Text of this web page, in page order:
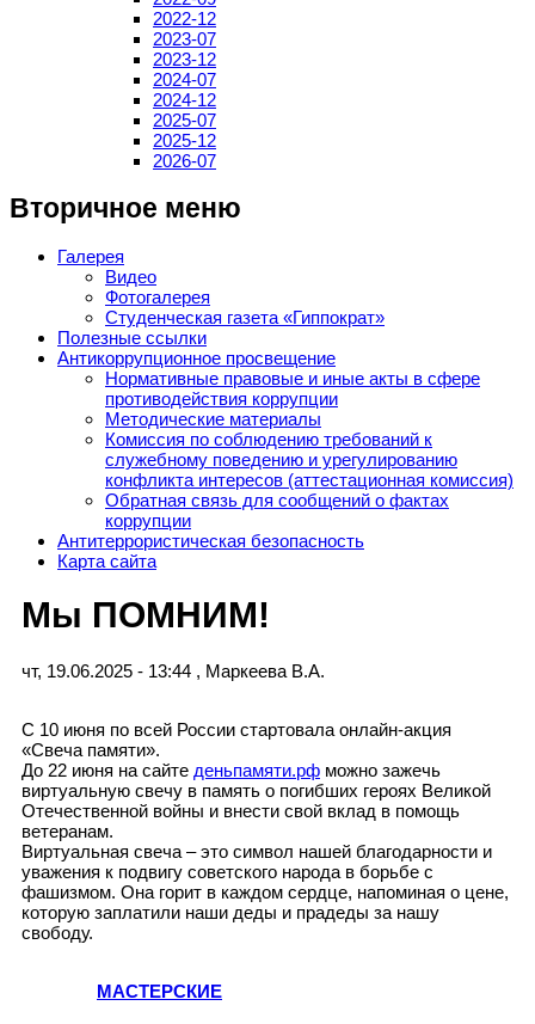
2022-12
2023-07
2023-12
2024-07
2024-12
2025-07
2025-12
2026-07
Вторичное меню
Галерея
Видео
Фотогалерея
Студенческая газета «Гиппократ»
Полезные ссылки
Антикоррупционное просвещение
Нормативные правовые и иные акты в сфере
противодействия коррупции
Методические материалы
Комиссия по соблюдению требований к
служебному поведению и урегулированию
конфликта интересов (аттестационная комиссия)
Обратная связь для сообщений о фактах
коррупции
Антитеррористическая безопасность
Карта сайта
Мы ПОМНИМ!
чт, 19.06.2025 - 13:44 , Маркеева В.А.
С 10 июня по всей России стартовала онлайн-акция
«Свеча памяти».
До 22 июня на сайте деньпамяти.рф можно зажечь
виртуальную свечу в память о погибших героях Великой
Отечественной войны и внести свой вклад в помощь
ветеранам.
Виртуальная свеча – это символ нашей благодарности и
уважения к подвигу советского народа в борьбе с
фашизмом. Она горит в каждом сердце, напоминая о цене,
которую заплатили наши деды и прадеды за нашу
свободу.
МАСТЕРСКИЕ